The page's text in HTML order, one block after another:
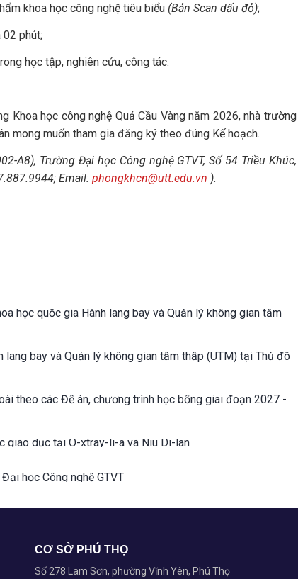
khoa học công nghệ tiêu biểu (Bản Scan dấu đỏ);
02 phút;
học tập, nghiên cứu, công tác.
Khoa học công nghệ Quả Cầu Vàng năm 2026, nhà trường
mong muốn tham gia đăng ký theo đúng Kế hoạch.
A8), Trường Đại học Công nghệ GTVT, Số 54 Triều Khúc,
Email: phongkhcn@utt.edu.vn ).
học quốc gia Hành lang bay và Quản lý không gian tầm
bay và Quản lý không gian tầm thấp (UTM) tại Thủ đô
theo các Đề án, chương trình học bổng giai đoạn 2027 -
giáo dục tại Ô-xtrây-li-a và Niu Di-lân
học Công nghệ GTVT
CƠ SỞ PHÚ THỌ
Số 278 Lam Sơn, phường Vĩnh Yên, Phú Thọ